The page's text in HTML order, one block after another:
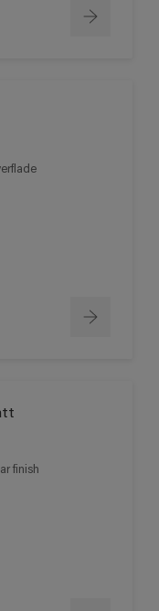
finish